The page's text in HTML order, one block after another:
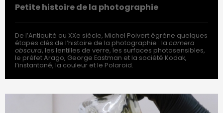
Petite histoire de la photographie
De l’Antiquité au XXe siècle, Michel Poivert égrène quelques
étapes clés de l’histoire de la photographie : la camera
obscura, les lentilles de verre, les surfaces photosensibles,
le préfet Arago, George Eastman et la société Kodak,
l’instantané, la couleur et le Polaroid.